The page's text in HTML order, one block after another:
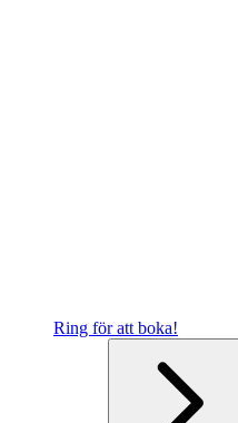
Ring för att boka!